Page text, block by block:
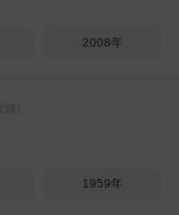
2008年
1959年